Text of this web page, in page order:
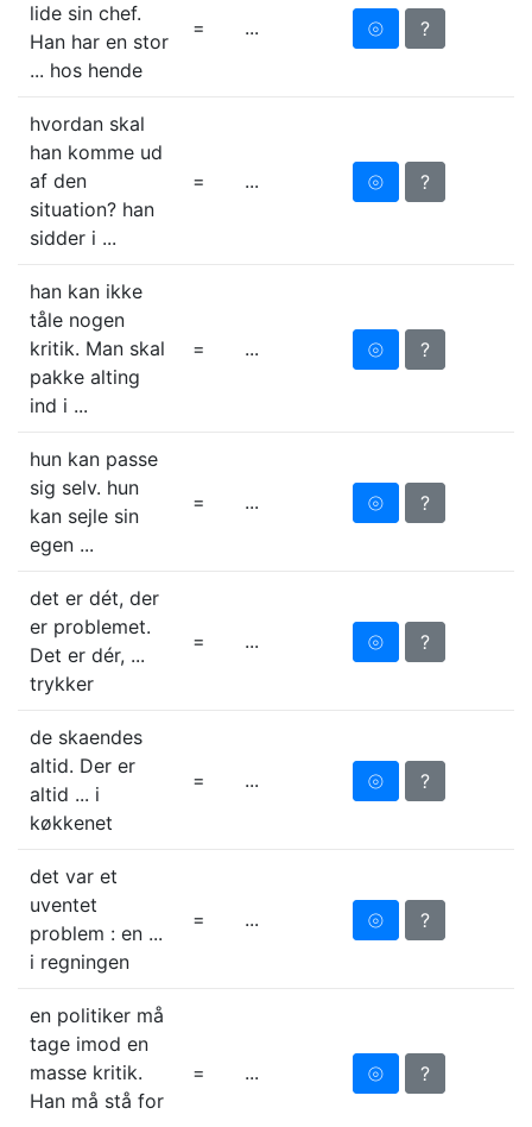
lide sin chef.
Han har en stor
... hos hende
= ... ⦾ ?
hvordan skal
han komme ud
af den
situation? han
sidder i ...
= ... ⦾ ?
han kan ikke
tåle nogen
kritik. Man skal
pakke alting
ind i ...
= ... ⦾ ?
hun kan passe
sig selv. hun
kan sejle sin
egen ...
= ... ⦾ ?
det er dét, der
er problemet.
Det er dér, ...
trykker
= ... ⦾ ?
de skaendes
altid. Der er
altid ... i
køkkenet
= ... ⦾ ?
det var et
uventet
problem : en ...
i regningen
= ... ⦾ ?
en politiker må
tage imod en
masse kritik.
Han må stå for
= ... ⦾ ?